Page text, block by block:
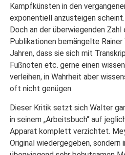
Kampfkünsten in den
exponentiell anzusteigen scheint.
Doch an der überwiegenden
Publikationen bemängelte
Jahren, dass sie sich mit
Fußnoten etc. gerne einen
verleihen, in Wahrheit aber
oft nicht genügen.
Dieser Kritik setzt sich Walter
in seinem „Arbeitsbuch“ auf
Apparat komplett verzichtet.
Original wiedergegeben, sondern